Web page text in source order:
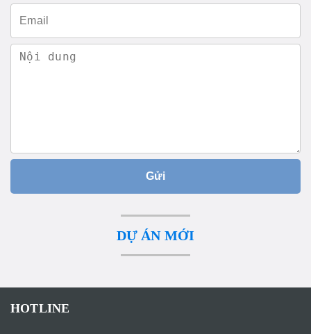
Gửi
DỰ ÁN MỚI
HOTLINE